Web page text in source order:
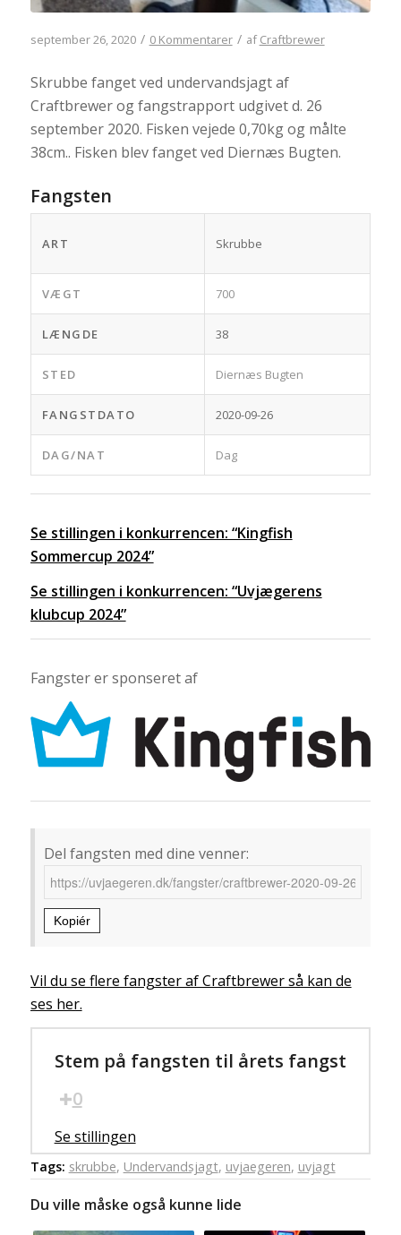
september 26, 2020 / 0 Kommentarer / afCraftbrewer
Skrubbe fanget ved undervandsjagt af
Craftbrewer og fangstrapport udgivet d. 26
september 2020. Fisken vejede 0,70kg og målte
38cm.. Fisken blev fanget ved Diernæs Bugten.
Fangsten
ART Skrubbe
VÆGT 700
LÆNGDE 38
STED Diernæs Bugten
FANGSTDATO 2020-09-26
DAG/NAT Dag
Se stillingen i konkurrencen: “Kingfish
Sommercup 2024”
Se stillingen i konkurrencen: “Uvjægerens
klubcup 2024”
Fangster er sponseret af
Del fangsten med dine venner:
Kopiér
Vil du se flere fangster af Craftbrewer så kan de
ses her.
Stem på fangsten til årets fangst
0
Se stillingen
Tags: skrubbe, Undervandsjagt, uvjaegeren, uvjagt
Du ville måske også kunne lide